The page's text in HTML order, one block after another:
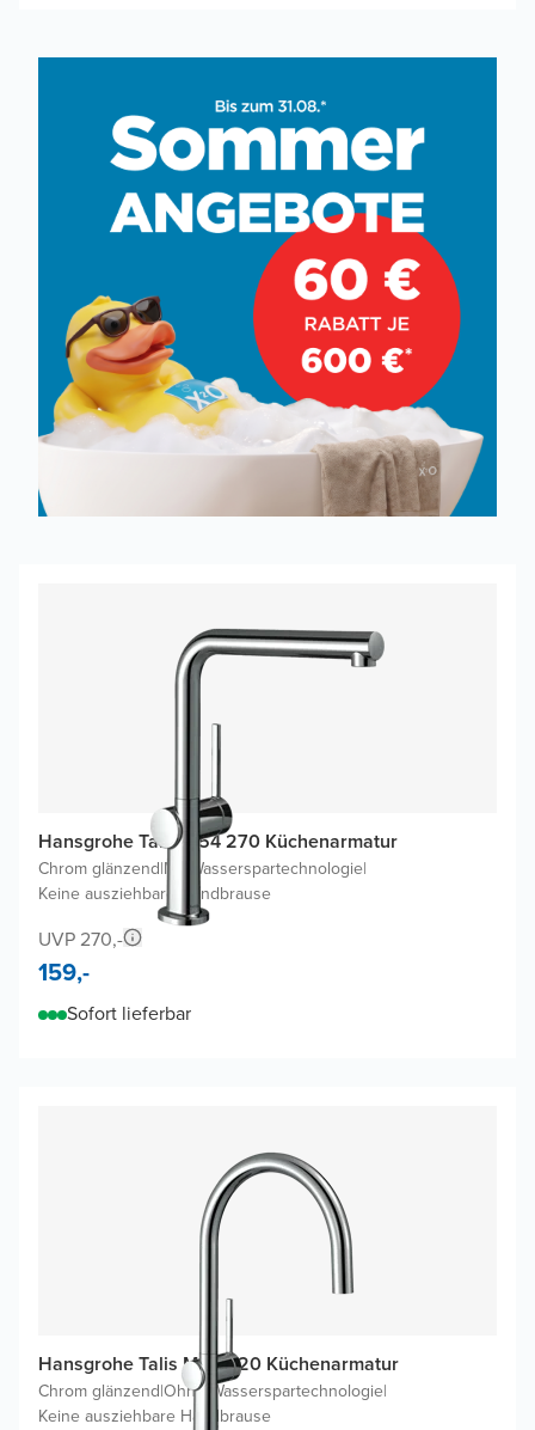
Hansgrohe Talis M54 270 Küchenarmatur
Chrom glänzend|Mit Wasserspartechnologie|
Keine ausziehbare Handbrause
UVP 270,-
159,-
Sofort lieferbar
Hansgrohe Talis M54 220 Küchenarmatur
Chrom glänzend|Ohne Wasserspartechnologie|
Keine ausziehbare Handbrause